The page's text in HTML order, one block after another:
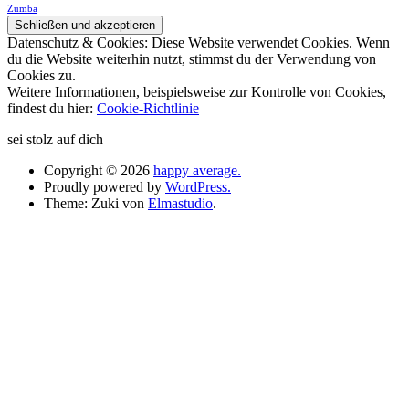
Zumba
Datenschutz & Cookies: Diese Website verwendet Cookies. Wenn
du die Website weiterhin nutzt, stimmst du der Verwendung von
Cookies zu.
Weitere Informationen, beispielsweise zur Kontrolle von Cookies,
findest du hier: Cookie-Richtlinie
sei stolz auf dich
Copyright © 2026 happy average.
Proudly powered by WordPress.
Theme: Zuki von Elmastudio.